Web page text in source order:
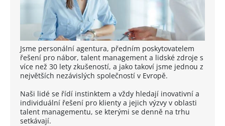
Jsme personální agentura, předním poskytovatelem
řešení pro nábor, talent management a lidské zdroje s
více než 30 lety zkušeností, a jako takoví jsme jednou z
největších nezávislých společností v Evropě.
Naši lidé se řídí instinktem a vždy hledají inovativní a
individuální řešení pro klienty a jejich výzvy v oblasti
talent managementu, se kterými se denně na trhu
setkávají.